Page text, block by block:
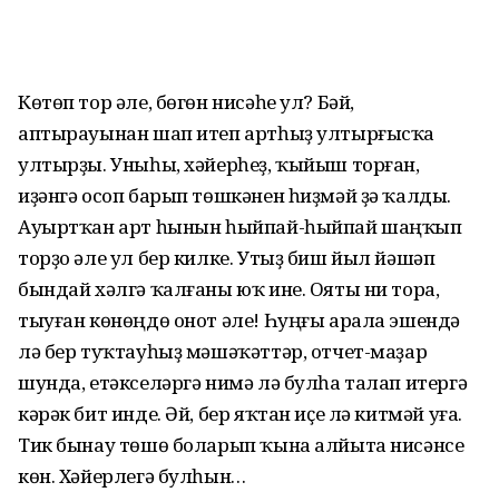
Көтөп тор әле, бөгөн нисәһе ул? Бәй,
аптырауынан шап итеп артһыҙ ултырғысҡа
ултырҙы. Уныһы, хәйерһеҙ, ҡыйыш торған,
иҙәнгә осоп барып төшкәнен һиҙмәй ҙә ҡалды.
Ауыртҡан арт һынын һыйпай-һыйпай шаңҡып
торҙо әле ул бер килке. Утыҙ биш йыл йәшәп
бындай хәлгә ҡалғаны юҡ ине. Ояты ни тора,
тыуған көнөңдө онот әле! Һуңғы арала эшендә
лә бер туҡтауһыҙ мәшәҡәттәр, отчет-маҙар
шунда, етәкселәргә нимә лә булһа талап итергә
кәрәк бит инде. Әй, бер яҡтан иҫе лә китмәй уға.
Тик бынау төшө боларып ҡына алйыта нисәнсе
көн. Хәйерлегә булһын…